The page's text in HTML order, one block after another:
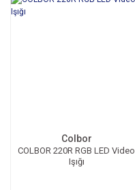
Colbor
COLBOR 220R RGB LED Video
Işığı